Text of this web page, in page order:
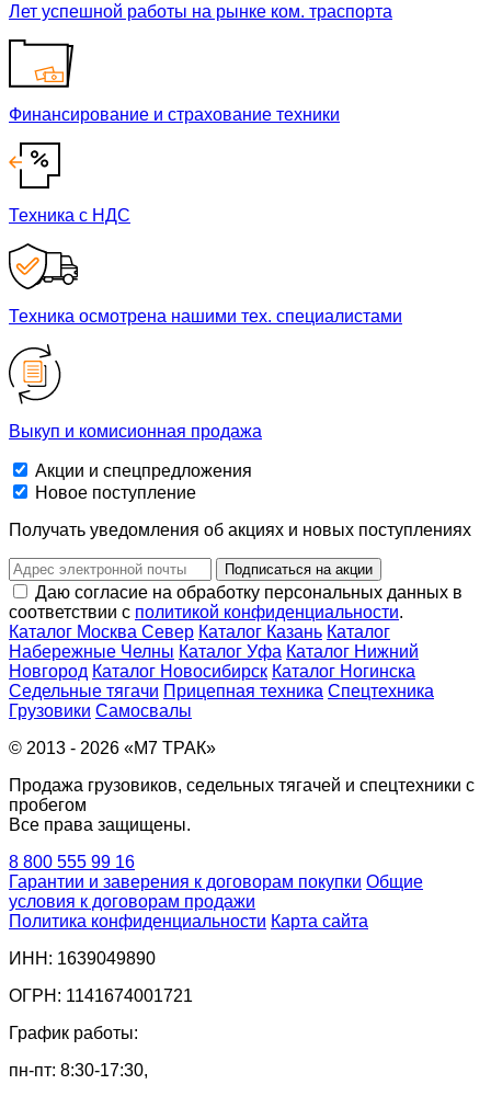
Лет успешной работы на рынке ком. траспорта
Финансирование и страхование техники
Техника с НДС
Техника осмотрена нашими тех. специалистами
Выкуп и комисионная продажа
Акции и спецпредложения
Новое поступление
Получать уведомления об акциях и новых поступлениях
Подписаться на акции
Даю согласие на обработку персональных данных в
соответствии с политикой конфиденциальности.
Каталог Москва Север Каталог Казань Каталог
Набережные Челны Каталог Уфа Каталог Нижний
Новгород Каталог Новосибирск Каталог Ногинска
Седельные тягачи Прицепная техника Спецтехника
Грузовики Самосвалы
© 2013 - 2026 «М7 ТРАК»
Продажа грузовиков, седельных тягачей и спецтехники с
пробегом
Все права защищены.
8 800 555 99 16
Гарантии и заверения к договорам покупки Общие
условия к договорам продажи
Политика конфиденциальности Карта сайта
ИНН: 1639049890
ОГРН: 1141674001721
График работы:
пн-пт: 8:30-17:30,